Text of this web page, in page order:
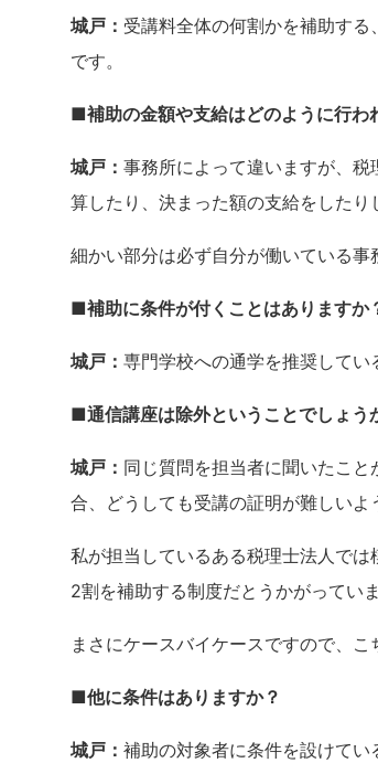
城戸： 受講料全体の何割かを補助す
です。
■補助の金額や支給はどのように行わ
城戸： 事務所によって違いますが、
算したり、決まった額の支給をしたり
細かい部分は必ず自分が働いている事
■補助に条件が付くことはありますか
城戸： 専門学校への通学を推奨してい
■通信講座は除外ということでしょう
城戸： 同じ質問を担当者に聞いたこ
合、どうしても受講の証明が難しいよ
私が担当しているある税理士法人で
2割を補助する制度だとうかがっていま
まさにケースバイケースですので、
■他に条件はありますか？
城戸： 補助の対象者に条件を設けてい